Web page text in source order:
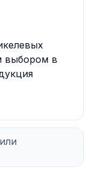
выбором в
или